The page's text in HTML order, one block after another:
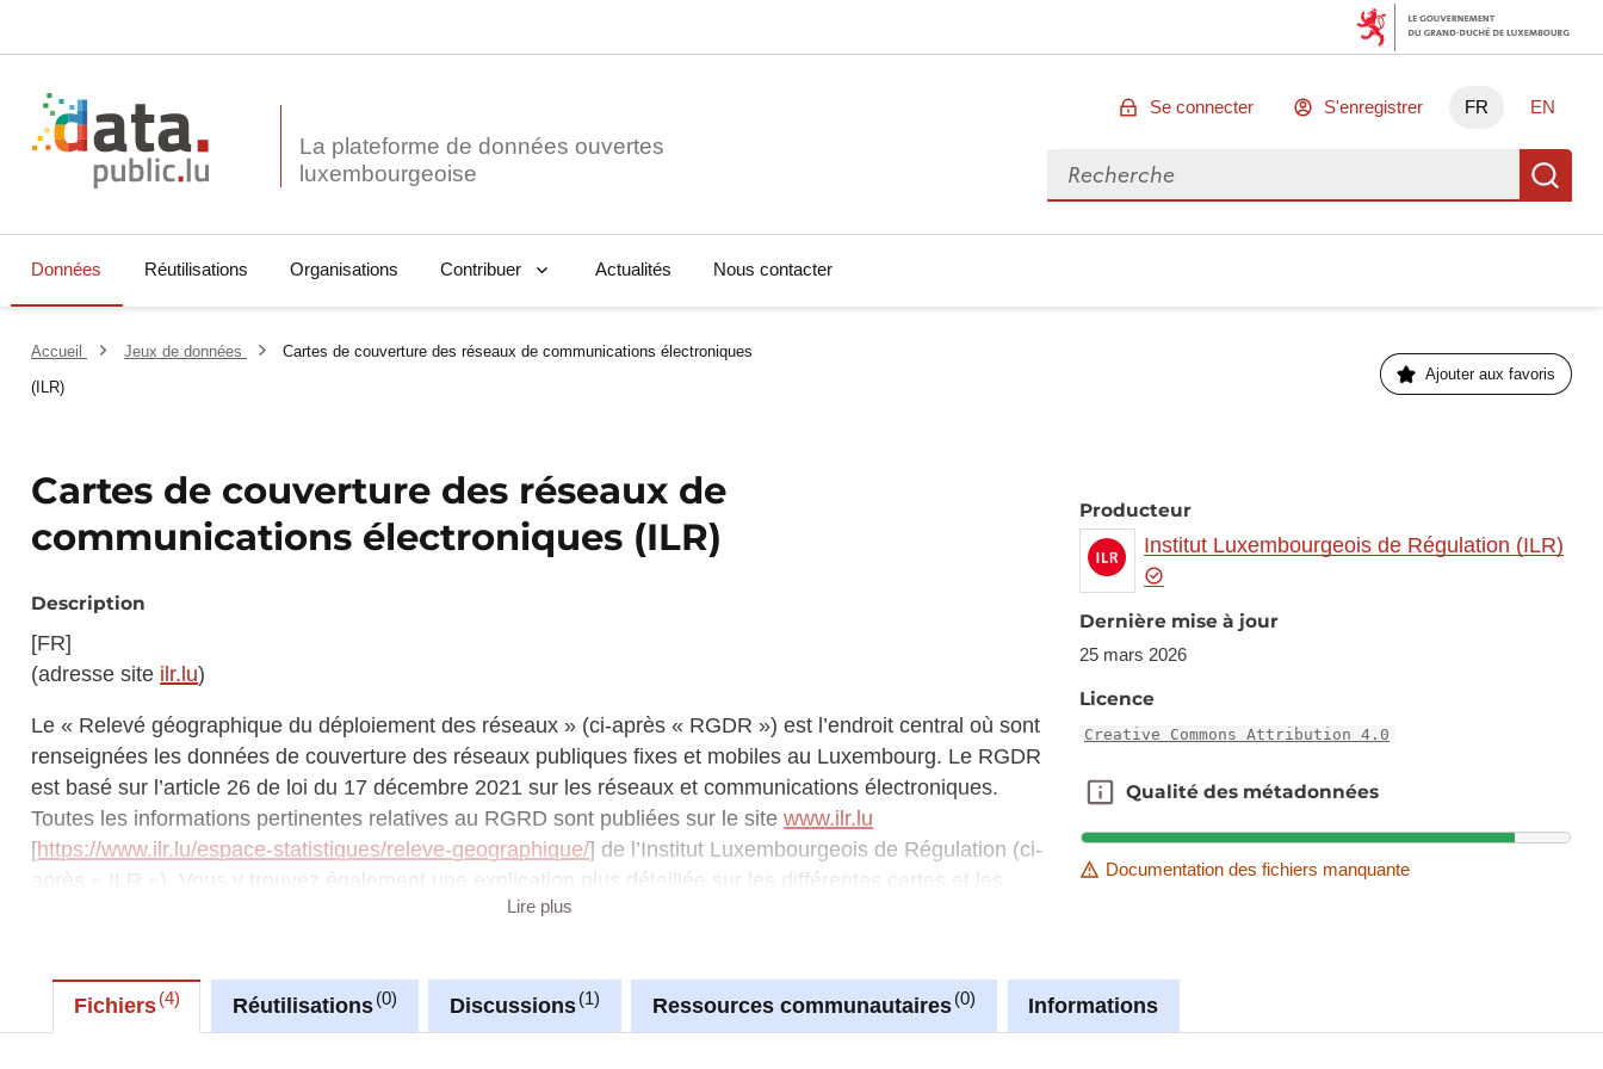
La plateforme de données ouvertes
Se connecter S'enregistrer FR EN
Rechercher des données
Données Réutilisations Organisations Contribuer Actualités Nous contacter
Accueil Jeux de données
Cartes de couverture des réseaux de communications électroniques
(ILR)
Ajouter aux favoris
Cartes de couverture des réseaux de
communications électroniques (ILR)
Description
[FR]
(adresse site ilr.lu)
Le « Relevé géographique du déploiement des réseaux » (ci-après « RGDR ») est l’endroit central où sont
renseignées les données de couverture des réseaux publiques fixes et mobiles au Luxembourg. Le RGDR
est basé sur l’article 26 de loi du 17 décembre 2021 sur les réseaux et communications électroniques.
Toutes les informations pertinentes relatives au RGRD sont publiées sur le sitewww.ilr.lu
[https://www.ilr.lu/espace-statistiques/releve-geographique/] de l’Institut Luxembourgeois de Régulation (ci-
après « ILR »). Vous y trouvez également une explication plus détaillée sur les différentes cartes et les
données provenant des opérateurs nécessaires pour la publication des cartes.
nationale pour les réseaux de communications électroniques à ultra-haut-débit 2021 -2025».
Différents extraits du RGDR peuvent être trouvés ci-dessous en format CSV ou XLSX ; ils contiennent des
données qui sont mises à jour à des moments différents. Pour cette raison, il ne peut être exclu que les
Lire plus
Producteur
Institut Luxembourgeois de Régulation (ILR)
Dernière mise à jour
25 mars 2026
Licence
Creative Commons Attribution 4.0
Qualité des métadonnées
Qualité des métadonnées
Documentation des fichiers manquante
Fichiers 4 Réutilisations 0 Discussions 1 Ressources communautaires 0 Informations